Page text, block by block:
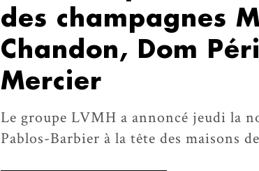
des champagnes
Chandon, Dom
Mercier
Le groupe LVMH a annoncé jeudi la
Pablos-Barbier à la tête des maisons